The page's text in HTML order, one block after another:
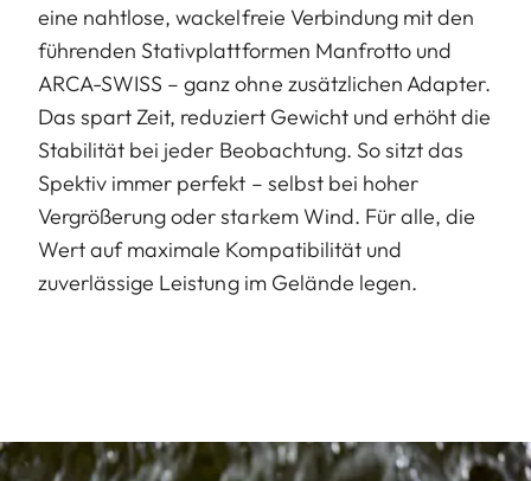
eine nahtlose, wackelfreie Verbindung mit den
führenden Stativplattformen Manfrotto und
ARCA-SWISS – ganz ohne zusätzlichen Adapter.
Das spart Zeit, reduziert Gewicht und erhöht die
Stabilität bei jeder Beobachtung. So sitzt das
Spektiv immer perfekt – selbst bei hoher
Vergrößerung oder starkem Wind. Für alle, die
Wert auf maximale Kompatibilität und
zuverlässige Leistung im Gelände legen.